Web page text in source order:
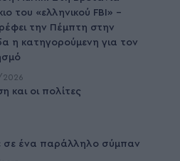
του «ελληνικού FBI» –
την Πέμπτη στην
η κατηγορούμενη για τον
και οι πολίτες
σε ένα παράλληλο σύμπαν